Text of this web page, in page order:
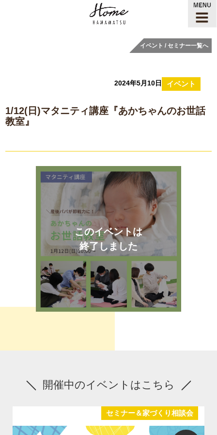
イベント / セミナー一覧へ
イベント
2024年5月10日
1/12(日)マタニティ講座『あかちゃんのお世話
教室』
このイベントは
終了しました
開催中のイベントはこちら
セミナー＆家づくり相談会